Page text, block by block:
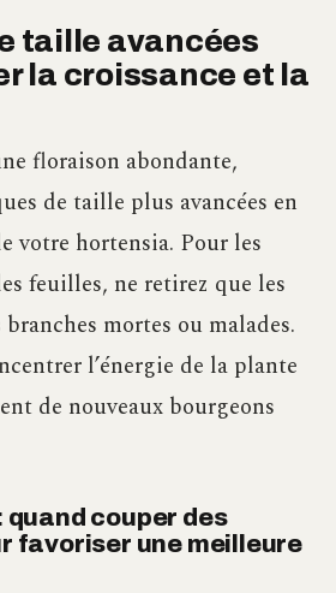
taille avancées
la croissance et la
floraison abondante,
de taille plus avancées en
votre hortensia. Pour les
feuilles, ne retirez que les
mortes ou malades.
l’énergie de la plante
de nouveaux bourgeons
couper des
favoriser une meilleure